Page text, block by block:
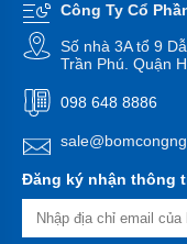
tầng
cánh
bơm
bù
hỏa-
chữa
cháy
Công Ty Cổ
Số nhà 3A tổ 9
Trần Phú. Quận
098 648 8886
Đăng ký nhận thông